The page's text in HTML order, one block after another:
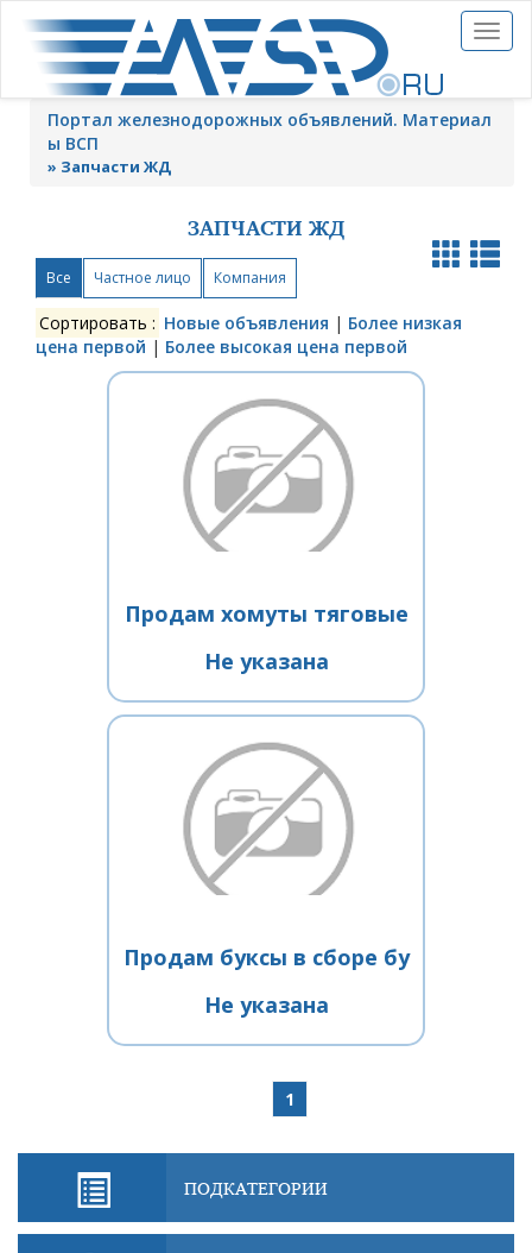
Toggle
Портал железнодорожных объявлений. Материал
ы ВСП
» Запчасти ЖД
ЗАПЧАСТИ ЖД
Все Частное лицо Компания
Сортировать : Новые объявления | Более низкая
цена первой | Более высокая цена первой
Продам хомуты тяговые
Не указана
Продам буксы в сборе бу
Не указана
1
ПОДКАТЕГОРИИ